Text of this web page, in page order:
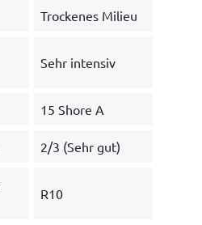
Trockenes Milieu
Sehr intensiv
15 Shore A
2/3 (Sehr gut)
R10